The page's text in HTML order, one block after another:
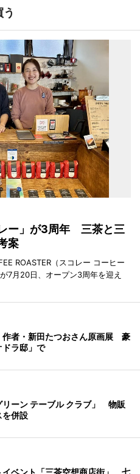
う
ー」が3周年 三茶と三
案
ROASTER（スコレー コーヒー
7月20日、オープン3周年を迎え
作者・新田たつおさん原画展 豪
ラ邸」で
リーン テーブル クラブ」 物販
を併設
イベント「三茶空想商店街」 七